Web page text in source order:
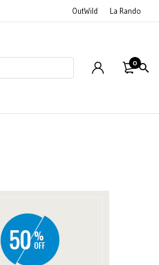
OutWild La Rando
0